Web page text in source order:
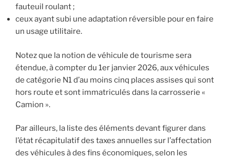
fauteuil roulant ;
ceux ayant subi une adaptation réversible pour en faire
un usage utilitaire.
Notez que la notion de véhicule de tourisme sera
étendue, à compter du 1er janvier 2026, aux véhicules
de catégorie N1 d’au moins cinq places assises qui sont
hors route et sont immatriculés dans la carrosserie «
Camion ».
Par ailleurs, la liste des éléments devant figurer dans
l’état récapitulatif des taxes annuelles sur l’affectation
des véhicules à des fins économiques, selon les